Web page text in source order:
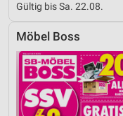
Gültig bis Sa. 22.08.
Möbel Boss